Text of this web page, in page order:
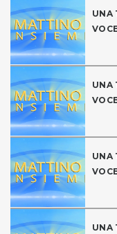
UNA
UNA
UNA
UNA